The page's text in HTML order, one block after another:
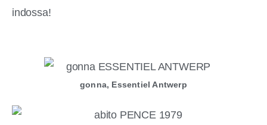
indossa!
gonna, Essentiel Antwerp